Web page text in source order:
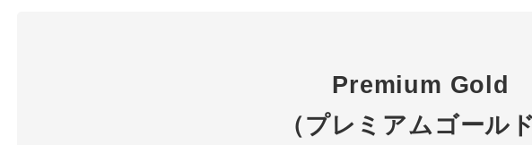
Premium Gold
（プレミアムゴール